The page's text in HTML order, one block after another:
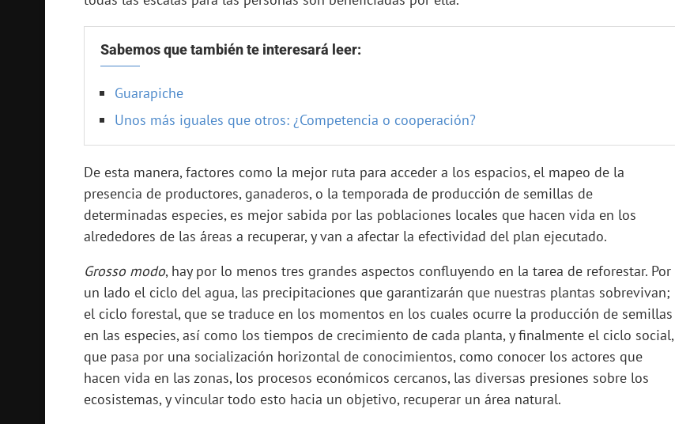
Sabemos que también te interesará leer:
Guarapiche
Unos más iguales que otros: ¿Competencia o cooperación?
De esta manera, factores como la mejor ruta para acceder a los espacios, el mapeo de la
presencia de productores, ganaderos, o la temporada de producción de semillas de
determinadas especies, es mejor sabida por las poblaciones locales que hacen vida en los
alrededores de las áreas a recuperar, y van a afectar la efectividad del plan ejecutado.
Grosso modo, hay por lo menos tres grandes aspectos confluyendo en la tarea de reforestar. Por
un lado el ciclo del agua, las precipitaciones que garantizarán que nuestras plantas sobrevivan;
el ciclo forestal, que se traduce en los momentos en los cuales ocurre la producción de semillas
en las especies, así como los tiempos de crecimiento de cada planta, y finalmente el ciclo social,
que pasa por una socialización horizontal de conocimientos, como conocer los actores que
hacen vida en las zonas, los procesos económicos cercanos, las diversas presiones sobre los
ecosistemas, y vincular todo esto hacia un objetivo, recuperar un área natural.